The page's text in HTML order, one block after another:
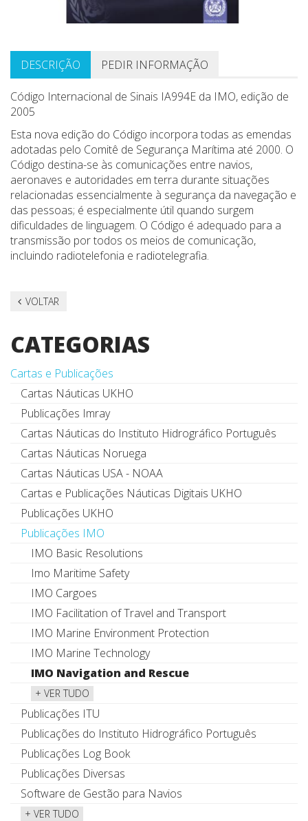
DESCRIÇÃO PEDIR INFORMAÇÃO
Código Internacional de Sinais IA994E da IMO, edição de
2005
Esta nova edição do Código incorpora todas as emendas
adotadas pelo Comitê de Segurança Marítima até 2000. O
Código destina-se às comunicações entre navios,
aeronaves e autoridades em terra durante situações
relacionadas essencialmente à segurança da navegação e
das pessoas; é especialmente útil quando surgem
dificuldades de linguagem. O Código é adequado para a
transmissão por todos os meios de comunicação,
incluindo radiotelefonia e radiotelegrafia.
VOLTAR
CATEGORIAS
Cartas e Publicações
Cartas Náuticas UKHO
Publicações Imray
Cartas Náuticas do Instituto Hidrográfico Português
Cartas Náuticas Noruega
Cartas Náuticas USA - NOAA
Cartas e Publicações Náuticas Digitais UKHO
Publicações UKHO
Publicações IMO
IMO Basic Resolutions
Imo Maritime Safety
IMO Cargoes
IMO Facilitation of Travel and Transport
IMO Marine Environment Protection
IMO Marine Technology
IMO Navigation and Rescue
+ VER TUDO
Publicações ITU
Publicações do Instituto Hidrográfico Português
Publicações Log Book
Publicações Diversas
Software de Gestão para Navios
+ VER TUDO